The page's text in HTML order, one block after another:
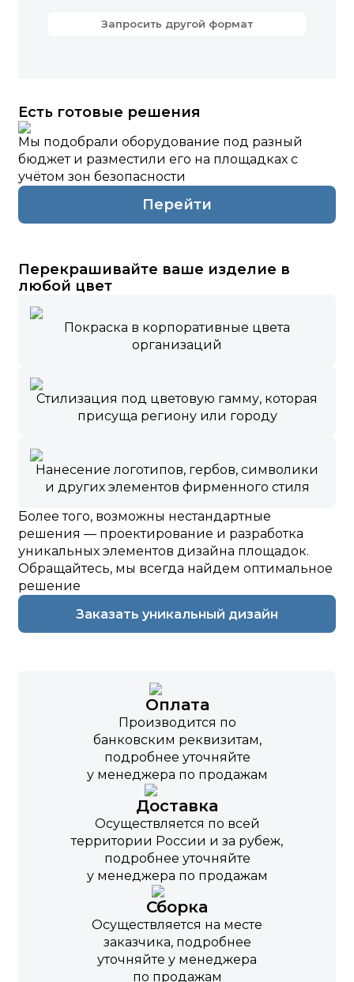
Запросить другой формат
Есть готовые решения
Мы подобрали оборудование под разный
бюджет и разместили его на площадках с
учётом зон безопасности
Перейти
Перекрашивайте ваше изделие в
любой цвет
Покраска в корпоративные цвета
организаций
Стилизация под цветовую гамму, которая
присуща региону или городу
Нанесение логотипов, гербов, символики
и других элементов фирменного стиля
Более того, возможны нестандартные
решения — проектирование и разработка
уникальных элементов дизайна площадок.
Обращайтесь, мы всегда найдем оптимальное
решение
Заказать уникальный дизайн
Оплата
Производится по
банковским реквизитам,
подробнее уточняйте
у менеджера по продажам
Доставка
Осуществляется по всей
территории России и за рубеж,
подробнее уточняйте
у менеджера по продажам
Сборка
Осуществляется на месте
заказчика, подробнее
уточняйте у менеджера
по продажам